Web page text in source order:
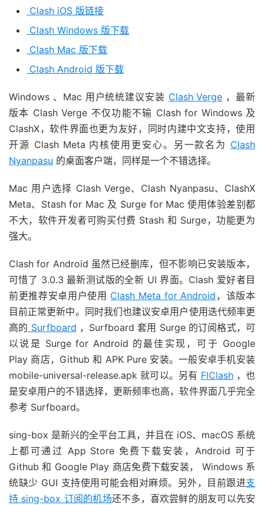
Clash iOS 版链接
Clash Windows 版下载
Clash Mac 版下载
Clash Android 版下载
Windows 、Mac 用户统统建议安装 Clash Verge ，最新
版本 Clash Verge 不仅功能不输 Clash for Windows 及
ClashX，软件界面也更为友好，同时内建中文支持，使用
开源 Clash Meta 内核使用更安心。另一款名为 Clash
Nyanpasu 的桌面客户端，同样是一个不错选择。
Mac 用户选择 Clash Verge、Clash Nyanpasu、ClashX
Meta、Stash for Mac 及 Surge for Mac 使用体验差别都
不大，软件开发者可购买付费 Stash 和 Surge，功能更为
强大。
Clash for Android 虽然已经删库，但不影响已安装版本，
可惜了 3.0.3 最新测试版的全新 UI 界面。Clash 爱好者目
前更推荐安卓用户使用 Clash Meta for Android ，该版本
目前正常更新中。同时我们也建议安卓用户使用迭代频率更
高的 Surfboard ，Surfboard 套用 Surge 的订阅格式，可
以说是 Surge for Android 的最佳实现，可于 Google
Play 商店，Github 和 APK Pure 安装。一般安卓手机安装
mobile-universal-release.apk 就可以。另有 FlClash，也
是安卓用户的不错选择，更新频率也高，软件界面几乎完全
参考 Surfboard。
sing-box 是新兴的全平台工具，并且在 iOS、macOS 系统
上都可通过 App Store 免费下载安装，Android 可于
Github 和 Google Play 商店免费下载安装， Windows 系
统缺少 GUI 支持使用可能会相对麻烦。另外，目前跟进支
持 sing-box 订阅的机场还不多，喜欢尝鲜的朋友可以先安